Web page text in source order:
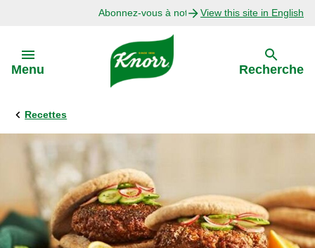
Abonnez-vous à notre infolettreView this site in English
Menu
Précédent
Explorer
Recettes avec Bouillon
Recettes par Ingrédient
Recherche
Recettes